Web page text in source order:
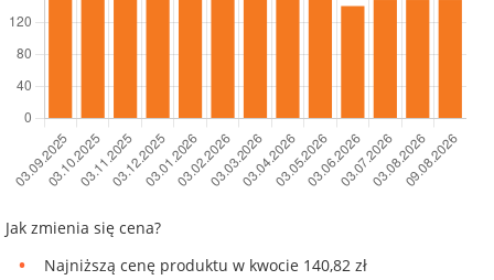
Jak zmienia się cena?
Najniższą cenę produktu w kwocie 140,82 zł